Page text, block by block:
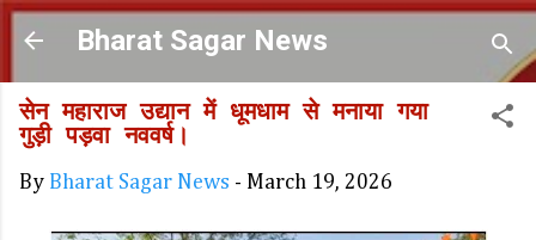
Skip to main content
Bharat Sagar News
सेन महाराज उद्यान में धूमधाम से मनाया गया
गुड़ी पड़वा नववर्ष।
By Bharat Sagar News - March 19, 2026